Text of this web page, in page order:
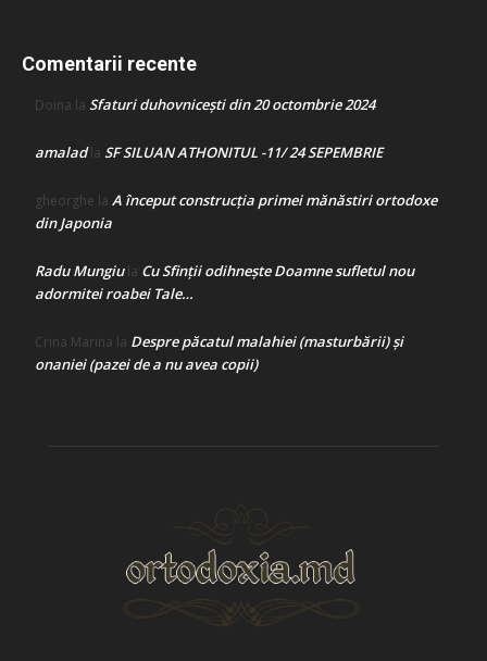
Comentarii recente
Doina la Sfaturi duhovnicești din 20 octombrie 2024
amaladla SF SILUAN ATHONITUL -11/ 24 SEPEMBRIE
gheorghe la A început construcţia primei mănăstiri ortodoxe
din Japonia
Radu Mungiula Cu Sfinții odihnește Doamne sufletul nou
adormitei roabei Tale…
Crina Marina la Despre păcatul malahiei (masturbării) şi
onaniei (pazei de a nu avea copii)